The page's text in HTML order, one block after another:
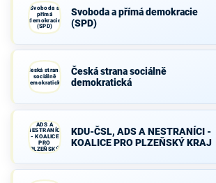
Svoboda a
přímá
demokracie
(SPD)
Svoboda a přímá demokracie
(SPD)
Česká strana
sociálně
demokratická
Česká strana sociálně
demokratická
ADS A
NESTRANÍCI
- KOALICE
PRO
PLZEŇSKÝ
KRAJ
KDU-ČSL, ADS A NESTRANÍCI -
KOALICE PRO PLZEŇSKÝ KRAJ